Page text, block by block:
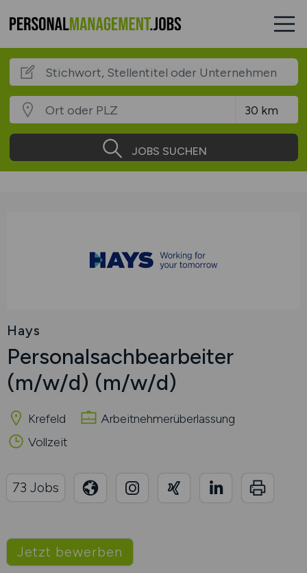
JOBS SUCHEN
Hays
Personalsachbearbeiter
(m/w/d) (m/w/d)
Krefeld
Arbeitnehmerüberlassung
Vollzeit
Jetzt bewerben
73 Jobs